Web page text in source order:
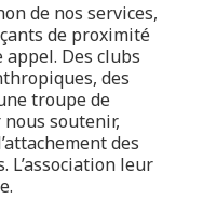
de nos services,
de proximité
Des clubs
des
troupe de
soutenir,
des
L’association leur